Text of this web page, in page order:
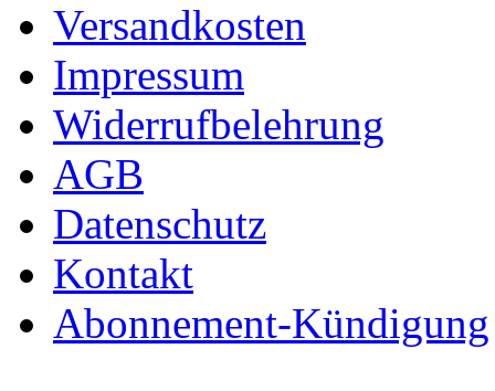
Versandkosten
Impressum
Widerrufbelehrung
AGB
Datenschutz
Kontakt
Abonnement-Kündigung